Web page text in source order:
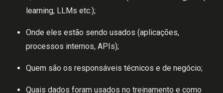
learning, LLMs etc.);
Onde eles estão sendo usados (aplicações,
processos internos, APIs);
Quem são os responsáveis técnicos e de negócio;
Quais dados foram usados no treinamento e como